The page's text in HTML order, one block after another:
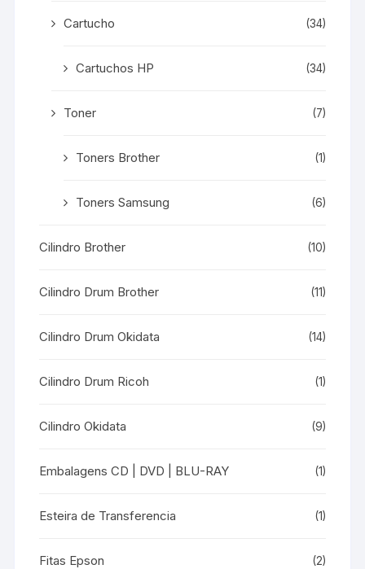
Cartucho (34)
Cartuchos HP (34)
Toner (7)
Toners Brother (1)
Toners Samsung (6)
Cilindro Brother (10)
Cilindro Drum Brother (11)
Cilindro Drum Okidata (14)
Cilindro Drum Ricoh (1)
Cilindro Okidata (9)
Embalagens CD | DVD | BLU-RAY (1)
Esteira de Transferencia (1)
Fitas Epson (2)